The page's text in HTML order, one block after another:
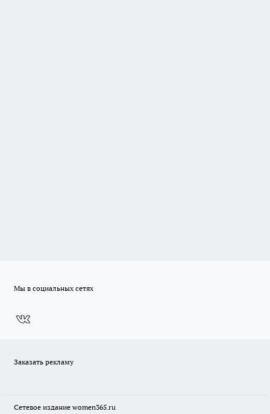
Мы в социальных сетях
Заказать рекламу
Сетевое издание women365.ru